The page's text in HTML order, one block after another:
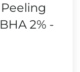
2% -